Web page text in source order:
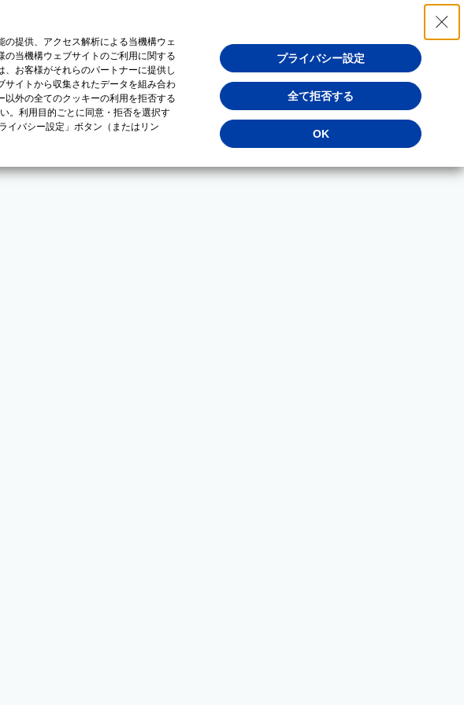
提供、アクセス解析による当機構ウェ
当機構ウェブサイトのご利用に関する
お客様がそれらのパートナーに提供し
イトから収集されたデータを組み合わ
外の全てのクッキーの利用を拒否する
。利用目的ごとに同意・拒否を選択す
イバシー設定」ボタン（またはリン
プライバシー設定
全て拒否する
OK